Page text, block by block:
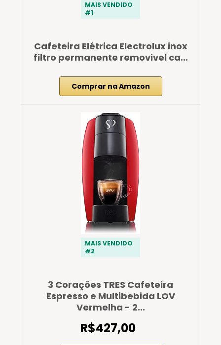
MAIS VENDIDO
#1
Cafeteira Elétrica Electrolux inox
filtro permanente removivel ca...
Comprar na Amazon
MAIS VENDIDO
#2
3 Corações TRES Cafeteira
Espresso e Multibebida LOV
Vermelha - 2...
R$427,00